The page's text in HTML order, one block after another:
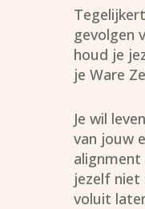
gevolgen
houd je
je Ware
Je wil
van jouw
alignment
jezelf niet
voluit